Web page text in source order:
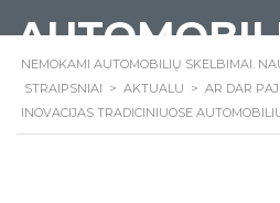
NEMOKAMI AUTOMOBILIŲ SKELBIMAI.
STRAIPSNIAI > AKTUALU > AR DAR
INOVACIJAS TRADICINIUOSE